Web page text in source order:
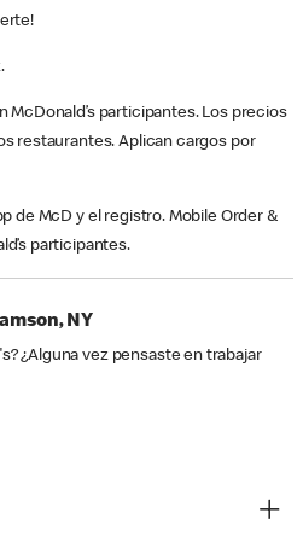
McDonald’s participantes. Los precios
restaurantes. Aplican cargos por
de McD y el registro. Mobile Order &
participantes.
NY
¿Alguna vez pensaste en trabajar